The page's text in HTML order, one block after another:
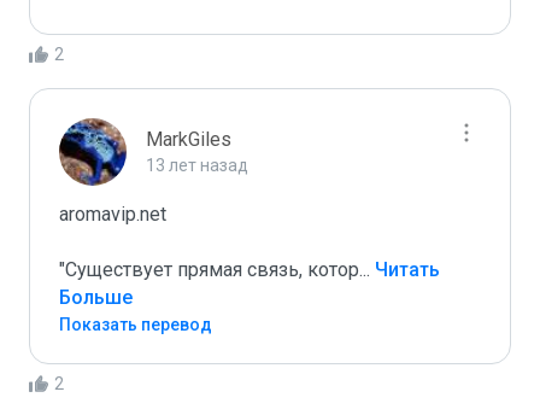
2
MarkGiles
13 лет назад
aromavip.net
"Существует прямая связь, котор... Читать
Больше
Показать перевод
2